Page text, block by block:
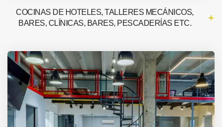
COCINAS DE HOTELES, TALLERES MECÁNICOS,
BARES, CLÍNICAS, BARES, PESCADERÍAS ETC.